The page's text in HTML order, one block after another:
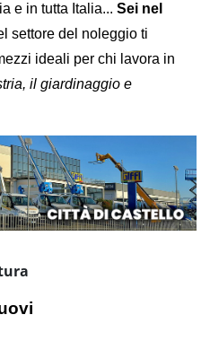
e in tutta Italia... Sei nel
settore del noleggio ti
ideali per chi lavora in
il giardinaggio e